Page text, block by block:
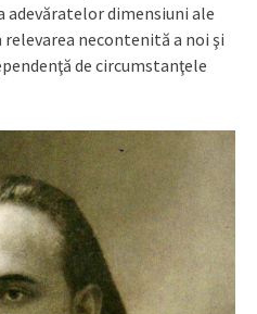
adevăratelor dimensiuni ale
necontenită a noi şi
de circumstanţele